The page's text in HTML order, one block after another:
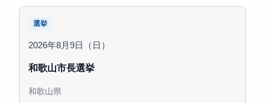
選挙
2026年8月9日（日）
和歌山市長選挙
和歌山県